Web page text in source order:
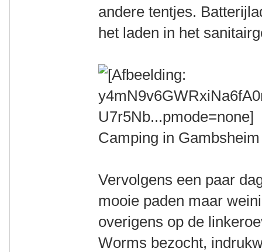
andere tentjes.
het laden in het
Camping in Gambsheim
Vervolgens een paar
mooie paden maar
overigens op de
Worms bezocht,